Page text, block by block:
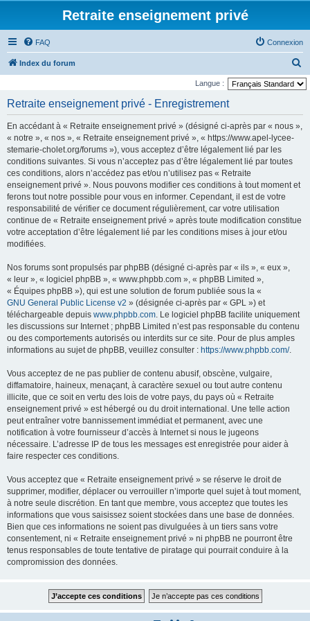
Retraite enseignement privé
FAQ Connexion
Index du forum
e
Langue :
Retraite enseignement privé - Enregistrement
En accédant à « Retraite enseignement privé » (désigné ci-après par « nous »,
« notre », « nos », « Retraite enseignement privé », « https://www.apel-lycee-
stemarie-cholet.org/forums »), vous acceptez d’être légalement lié par les
conditions suivantes. Si vous n’acceptez pas d’être légalement lié par toutes
ces conditions, alors n’accédez pas et/ou n’utilisez pas « Retraite
enseignement privé ». Nous pouvons modifier ces conditions à tout moment et
ferons tout notre possible pour vous en informer. Cependant, il est de votre
responsabilité de vérifier ce document régulièrement, car votre utilisation
continue de « Retraite enseignement privé » après toute modification constitue
votre acceptation d’être légalement lié par les conditions mises à jour et/ou
modifiées.
Nos forums sont propulsés par phpBB (désigné ci-après par « ils », « eux »,
« leur », « logiciel phpBB », « www.phpbb.com », « phpBB Limited »,
« Équipes phpBB »), qui est une solution de forum publiée sous la «
GNU General Public License v2 » (désignée ci-après par « GPL ») et
téléchargeable depuis www.phpbb.com. Le logiciel phpBB facilite uniquement
les discussions sur Internet ; phpBB Limited n’est pas responsable du contenu
ou des comportements autorisés ou interdits sur ce site. Pour de plus amples
informations au sujet de phpBB, veuillez consulter : https://www.phpbb.com/.
Vous acceptez de ne pas publier de contenu abusif, obscène, vulgaire,
diffamatoire, haineux, menaçant, à caractère sexuel ou tout autre contenu
illicite, que ce soit en vertu des lois de votre pays, du pays où « Retraite
enseignement privé » est hébergé ou du droit international. Une telle action
peut entraîner votre bannissement immédiat et permanent, avec une
notification à votre fournisseur d’accès à Internet si nous le jugeons
nécessaire. L’adresse IP de tous les messages est enregistrée pour aider à
faire respecter ces conditions.
Vous acceptez que « Retraite enseignement privé » se réserve le droit de
supprimer, modifier, déplacer ou verrouiller n’importe quel sujet à tout moment,
à notre seule discrétion. En tant que membre, vous acceptez que toutes les
informations que vous saisissez soient stockées dans une base de données.
Bien que ces informations ne soient pas divulguées à un tiers sans votre
consentement, ni « Retraite enseignement privé » ni phpBB ne pourront être
tenus responsables de toute tentative de piratage qui pourrait conduire à la
compromission des données.